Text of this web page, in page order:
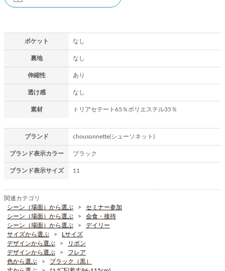
ポケット なし
裏地 なし
伸縮性 あり
透け感 なし
素材 トリアセテート65％ポリエステル35％
ブランド chousonnette(シューソネット)
ブランド表示カラー ブラック
ブランド表示サイズ 11
関連カテゴリ
シーン（場面）から選ぶ
セミナー参加
シーン（場面）から選ぶ
会食・接待
シーン（場面）から選ぶ
デイリー
サイズから選ぶ
Lサイズ
デザインから選ぶ
リボン
デザインから選ぶ
フレア
色から選ぶ
ブラック（黒）